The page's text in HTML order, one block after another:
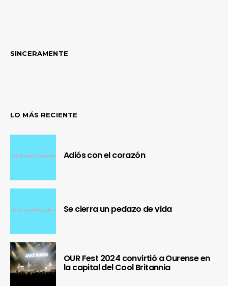
SINCERAMENTE
LO MÁS RECIENTE
Adiós con el corazón
Se cierra un pedazo de vida
OUR Fest 2024 convirtió a Ourense en
la capital del Cool Britannia